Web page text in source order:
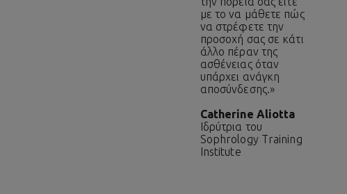
με το να μάθετε πώς
να στρέφετε την
προσοχή σας σε κάτι
άλλο πέραν της
ασθένειας όταν
υπάρχει ανάγκη
αποσύνδεσης.»
Catherine Aliotta
Ιδρύτρια του
Sophrology Training
Institute